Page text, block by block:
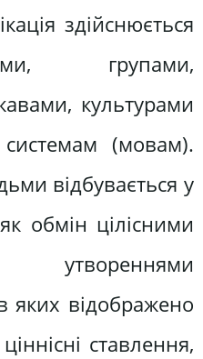
здійснюється
групами,
культурами
(мовам).
відбувається у
обмін цілісними
яких відображено
ставлення,